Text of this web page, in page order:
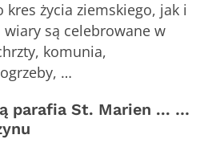
życia ziemskiego, jak i
są celebrowane w
komunia,
…
parafia St. Marien ... …